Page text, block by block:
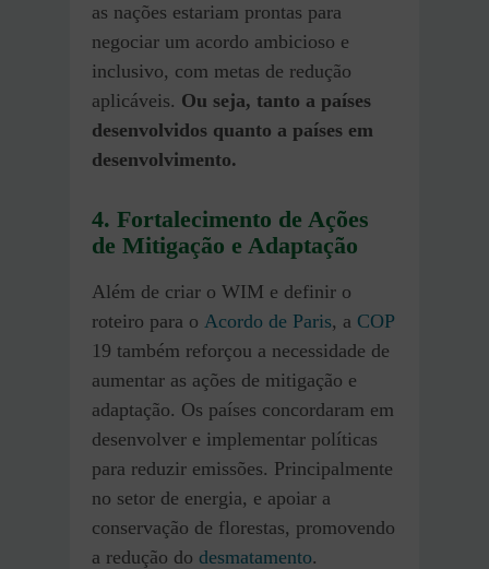
as nações estariam prontas para
negociar um acordo ambicioso e
inclusivo, com metas de redução
aplicáveis. Ou seja, tanto a países
desenvolvidos quanto a países em
desenvolvimento.
4. Fortalecimento de Ações
de Mitigação e Adaptação
Além de criar o WIM e definir o
roteiro para o Acordo de Paris, a COP
19 também reforçou a necessidade de
aumentar as ações de mitigação e
adaptação. Os países concordaram em
desenvolver e implementar políticas
para reduzir emissões. Principalmente
no setor de energia, e apoiar a
conservação de florestas, promovendo
a redução do desmatamento.